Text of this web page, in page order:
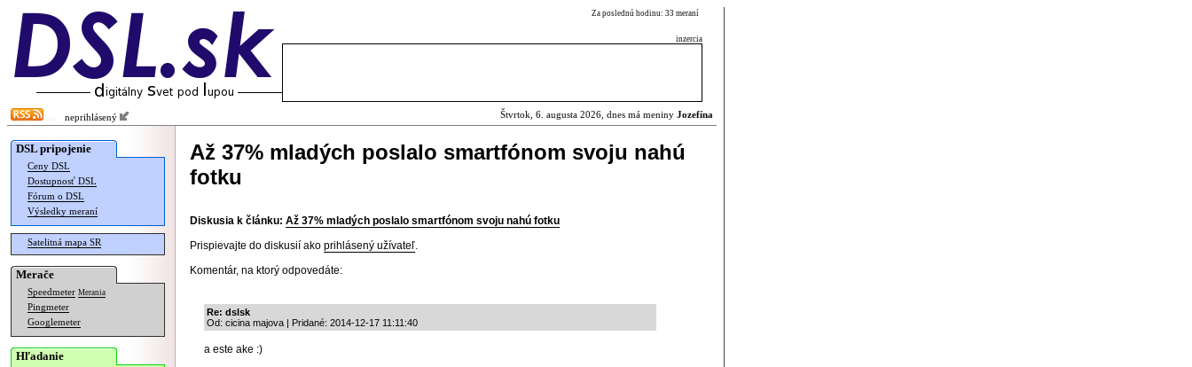
Za poslednú hodinu: 33 meraní
inzercia
neprihlásený Štvrtok, 6. augusta 2026, dnes má meniny Jozefína
DSL pripojenie
Ceny DSL
Dostupnosť DSL
Fórum o DSL
Výsledky meraní
Satelitná mapa SR
Merače
Speedmeter Merania
Pingmeter
Googlemeter
Hľadanie
Až 37% mladých poslalo smartfónom svoju nahú
fotku
Diskusia k článku: Až 37% mladých poslalo smartfónom svoju nahú fotku
Prispievajte do diskusií ako prihlásený užívateľ.
Komentár, na ktorý odpovedáte:
Re: dslsk
Od: cicina majova | Pridané: 2014-12-17 11:11:40
a este ake :)